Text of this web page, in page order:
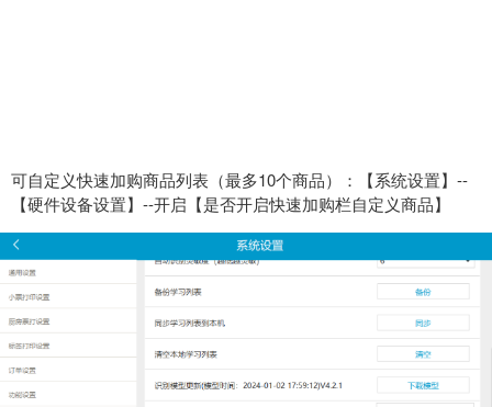
可自定义快速加购商品列表（最多10个商品）：
【系统设置】--
【硬件设备设置】--开启【是否开启快速加购栏自定义商品】